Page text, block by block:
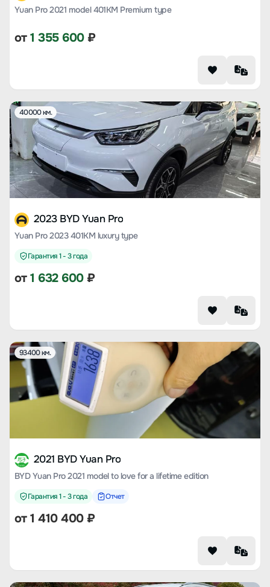
Yuan Pro 2021 model 401KM Premium type
от1 355 600₽
40000 км.
2023 BYD Yuan Pro
Yuan Pro 2023 401KM luxury type
Гарантия 1 - 3 года
от1 632 600₽
93400 км.
2021 BYD Yuan Pro
BYD Yuan Pro 2021 model to love for a lifetime edition
Гарантия 1 - 3 года Отчет
от1 410 400₽